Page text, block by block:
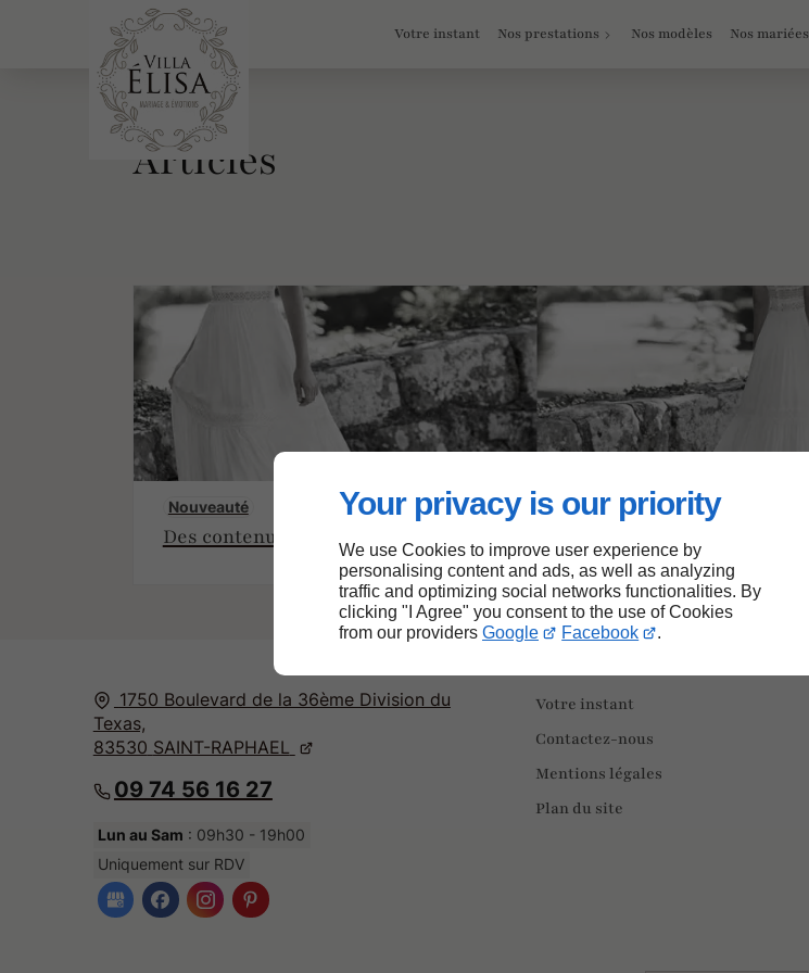
Your privacy is our priority
We use Cookies to improve user experience by
personalising content and ads, as well as analyzing
traffic and optimizing social networks functionalities. By
clicking "I Agree" you consent to the use of Cookies
from our providers Google Facebook .
Votre instant Nos prestations Nos modèles Nos mariées
Articles
Nouveauté
Des contenus pensés pour vous informer, vous inspirer, vous guider
1750 Boulevard de la 36ème Division du
Texas,
83530 SAINT-RAPHAEL
09 74 56 16 27
Lun au Sam : 09h30 - 19h00
Uniquement sur RDV
Votre instant
Contactez-nous
Mentions légales
Plan du site